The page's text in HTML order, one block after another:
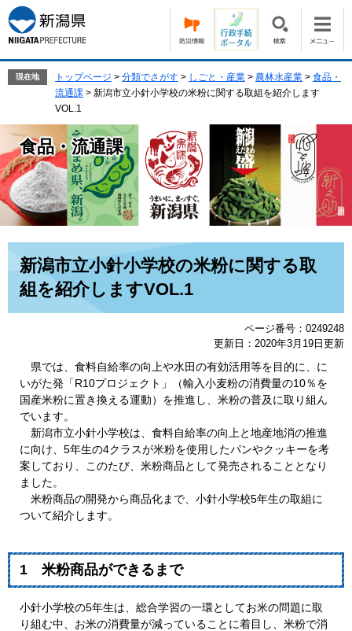
ー
ジ
の
す。
ニ
ュ
ー
し
本
文
へ
現在地 トップページ > 分類でさがす > しごと・産業 > 農林水産業 > 食品・
流通課 > 新潟市立小針小学校の米粉に関する取組を紹介します
VOL.1
食品・流通課
新潟市立小針小学校の米粉に関する取
組を紹介しますVOL.1
ページ番号：0249248
更新日：2020年3月19日更新
県では、食料自給率の向上や水田の有効活用等を目的に、に
いがた発「R10プロジェクト」（輸入小麦粉の消費量の10％を
国産米粉に置き換える運動）を推進し、米粉の普及に取り組ん
でいます。
新潟市立小針小学校は、食料自給率の向上と地産地消の推進
に向け、5年生の4クラスが米粉を使用したパンやクッキーを考
案しており、このたび、米粉商品として発売されることとなり
ました。
米粉商品の開発から商品化まで、小針小学校5年生の取組に
ついて紹介します。
1 米粉商品ができるまで
小針小学校の5年生は、総合学習の一環としてお米の問題に取
り組む中、お米の消費量が減っていることに着目し、米粉で消